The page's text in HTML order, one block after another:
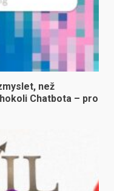
než
Chatbota – pro